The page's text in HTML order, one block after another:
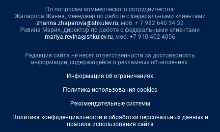
По вопросам коммерческого сотрудничества:
Жапарова Жанна, менеджер по работе с федеральными клиентами
zhanna.zhaparova@shkulev.ru, моб. + 7 982 640 34 32
Ревина Мария, директор по работе с федеральными клиентами
mariya.revina@shkulev.ru, моб. +7 910 402 4056
Редакция сайта не несет ответственности за достоверность
информации, содержащейся в рекламных объявлениях.
Информация об ограничениях
Политика использования cookies
Рекомендательные системы
Политика конфиденциальности и обработки персональных данных и
правила использования сайта